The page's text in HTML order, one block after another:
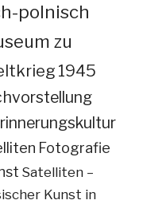
polnisch
zu
1945
Fotografie
Satelliten –
Kunst in